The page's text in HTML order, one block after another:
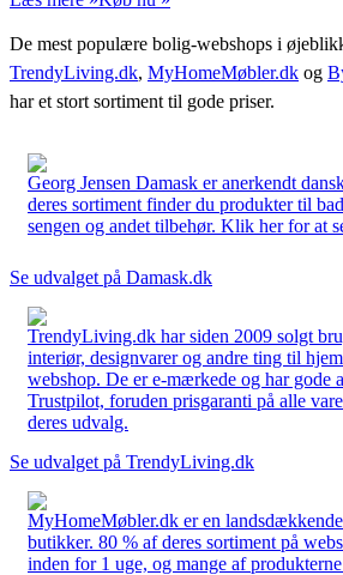
De mest populære bolig-webshops i
TrendyLiving.dk, MyHomeMøbler.dk og
har et stort sortiment til gode priser.
Georg Jensen Damask er anerkendt
deres sortiment finder du produkter til
sengen og andet tilbehør. Klik her for at
Se udvalget på Damask.dk
TrendyLiving.dk har siden 2009 solgt
interiør, designvarer og andre ting til
webshop. De er e-mærkede og har gode
Trustpilot, foruden prisgaranti på alle
deres udvalg.
Se udvalget på TrendyLiving.dk
MyHomeMøbler.dk er en
butikker. 80 % af deres sortiment på
inden for 1 uge, og mange af